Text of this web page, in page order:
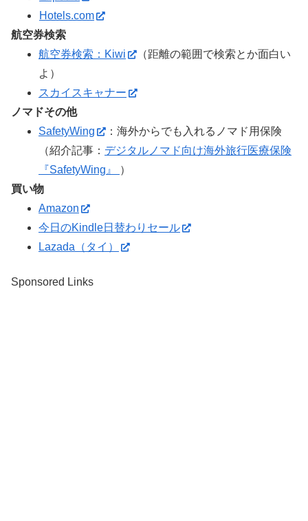
Hotels.com
航空券検索
航空券検索：Kiwi
（距離の範囲で検索とか面白い
よ）
スカイスキャナー
ノマドその他
SafetyWing
：海外からでも入れるノマド用保険
（紹介記事： デジタルノマド向け海外旅行医療保険
『SafetyWing』
）
買い物
Amazon
今日のKindle日替わりセール
Lazada（タイ）
Sponsored Links